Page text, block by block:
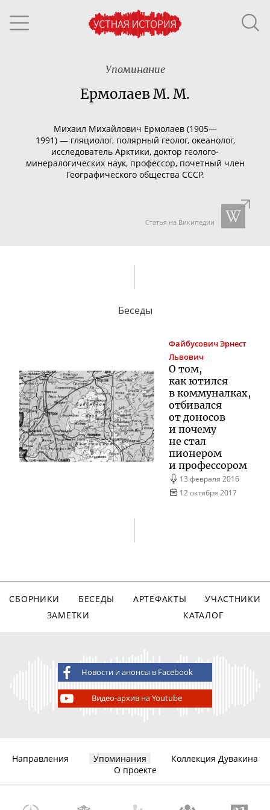
Упоминание
Ермолаев М. М.
Михаил Михайлович Ермолаев (1905—
1991) —гляциолог, полярный геолог, океанолог,
исследователь Арктики, доктор геолого-
минералогическихнаук, профессор, почетный член
Географического общества СССР.
Статья на Википедии
Беседы
ФайбусовичЭрнест
Львович
О том,
как ютился
в коммуналках,
отбивался
от доносов
и почему
не стал
пионером
и профессором
13 февраля 2016
12 октября 2017
СБОРНИКИ БЕСЕДЫ АРТЕФАКТЫ
УЧАСТНИКИ
ЗАМЕТКИ
КАТАЛОГ
Новости и анонсы в Facebook
Видео-архив на Youtube
Направления Упоминания
Коллекция Дувакина
О проекте